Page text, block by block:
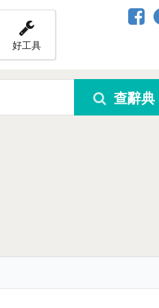
好工具
查辭典